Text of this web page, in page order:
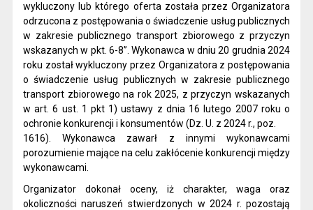
wykluczony lub którego oferta została przez Organizatora
odrzucona z postępowania o świadczenie usług publicznych
w zakresie publicznego transport zbiorowego z przyczyn
wskazanych w pkt. 6-8”. Wykonawca w dniu 20 grudnia 2024
roku został wykluczony przez Organizatora z postępowania
o świadczenie usług publicznych w zakresie publicznego
transport zbiorowego na rok 2025, z przyczyn wskazanych
w art. 6 ust. 1 pkt 1) ustawy z dnia 16 lutego 2007 roku o
ochronie konkurencji i konsumentów (Dz. U. z 2024 r., poz.
1616). Wykonawca zawarł z innymi wykonawcami
porozumienie mające na celu zakłócenie konkurencji między
wykonawcami.
Organizator dokonał oceny, iż charakter, waga oraz
okoliczności naruszeń stwierdzonych w 2024 r. pozostają